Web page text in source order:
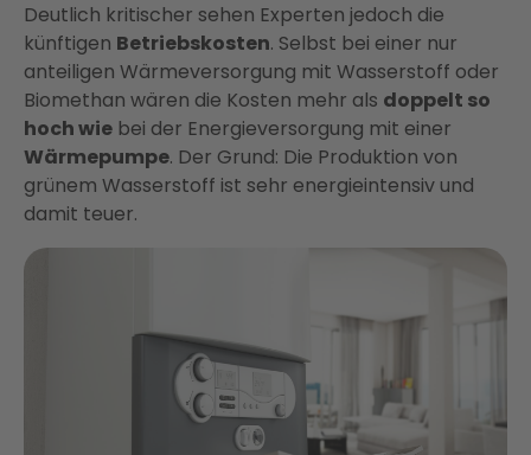
Deutlich kritischer sehen Experten jedoch die
künftigen Betriebskosten. Selbst bei einer nur
anteiligen Wärmeversorgung mit Wasserstoff oder
Biomethan wären die Kosten mehr als doppelt so
hoch wie bei der Energieversorgung mit einer
Wärmepumpe. Der Grund: Die Produktion von
grünem Wasserstoff ist sehr energieintensiv und
damit teuer.